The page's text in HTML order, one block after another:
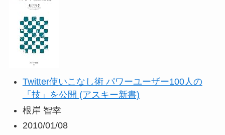
Twitter使いこなし術 パワーユーザー100人の
「技」を公開 (アスキー新書)
根岸 智幸
2010/01/08